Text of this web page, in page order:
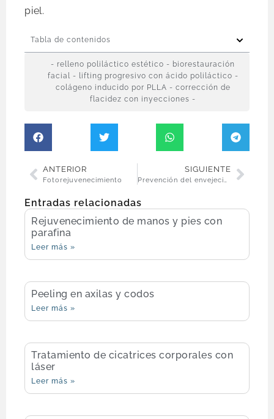
piel.
Tabla de contenidos
- relleno poliláctico estético - biorestauración
facial - lifting progresivo con ácido poliláctico -
colágeno inducido por PLLA - corrección de
flacidez con inyecciones -
ANTERIOR
Fotorejuvenecimiento
SIGUIENTE
Prevención del envejecimiento prematuro
Entradas relacionadas
Rejuvenecimiento de manos y pies con
parafina
Leer más »
Peeling en axilas y codos
Leer más »
Tratamiento de cicatrices corporales con
láser
Leer más »